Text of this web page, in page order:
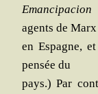
Eman­ci­pa­cion
agents de Marx
en Espagne,
pen­sée du
pays.) Par